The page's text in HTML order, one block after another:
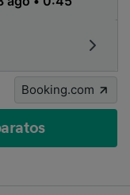
Booking.com